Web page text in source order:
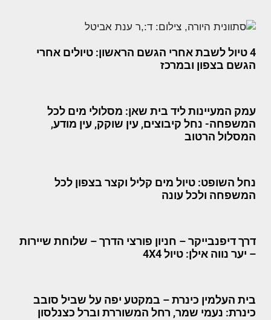
4 טיול לשבת אחרי הגשם הראשון: טיולים אחרי
הגשם בצפון ובמרכז
עמק המעיינות ליד בית שאן: מסלולי מים לכל
המשפחה- נחל קיבוצים, עין שוקק, עין מודע,
המסלול הרטוב
נחל השופט: טיול מים קליל וקצר בצפון לכל
המשפחה ולכל עונה
דרך דיפנבייקר – חניון פורצי הדרך – שלוחת שיירות
– יער נווה אילן: טיול 4X4
בית העלמין כינרת – במקטע יפה על שביל סובב
כינרת: נעמי שמר, רחל המשוררת וברל כצנלסון